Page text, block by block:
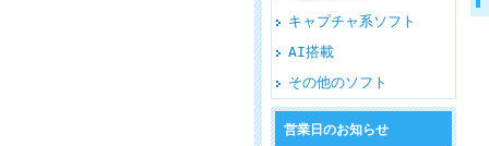
キャプチャ系ソフト
AI搭載
その他のソフト
営業日のお知らせ